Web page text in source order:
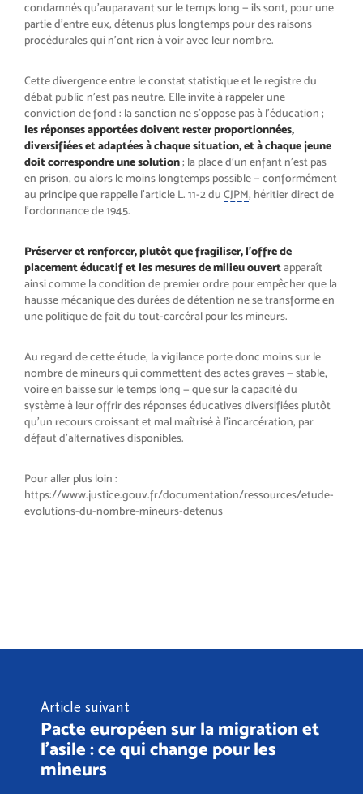
condamnés qu’auparavant sur le temps long — ils sont, pour une
partie d’entre eux, détenus plus longtemps pour des raisons
procédurales qui n’ont rien à voir avec leur nombre.
Cette divergence entre le constat statistique et le registre du
débat public n’est pas neutre. Elle invite à rappeler une
conviction de fond : la sanction ne s’oppose pas à l’éducation ;
les réponses apportées doivent rester proportionnées,
diversifiées et adaptées à chaque situation, et à chaque jeune
doit correspondre une solution; la place d’un enfant n’est pas
en prison, ou alors le moins longtemps possible — conformément
au principe que rappelle l’article L. 11-2 du CJPM, héritier direct de
l’ordonnance de 1945.
Préserver et renforcer, plutôt que fragiliser, l’offre de
placement éducatif et les mesures de milieu ouvertapparaît
ainsi comme la condition de premier ordre pour empêcher que la
hausse mécanique des durées de détention ne se transforme en
une politique de fait du tout-carcéral pour les mineurs.
Au regard de cette étude, la vigilance porte donc moins sur le
nombre de mineurs qui commettent des actes graves — stable,
voire en baisse sur le temps long — que sur la capacité du
système à leur offrir des réponses éducatives diversifiées plutôt
qu’un recours croissant et mal maîtrisé à l’incarcération, par
défaut d’alternatives disponibles.
Pour aller plus loin :
https://www.justice.gouv.fr/documentation/ressources/etude-
evolutions-du-nombre-mineurs-detenus
Article suivant
Pacte européen sur la migration et
l’asile : ce qui change pour les
mineurs